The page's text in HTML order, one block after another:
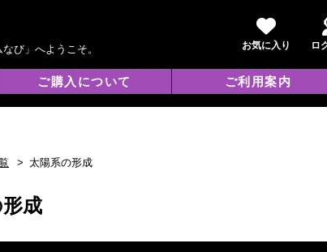
び」へようこそ。 お気に入り ロ
ご購入について ご利用案内
太陽系の形成
成